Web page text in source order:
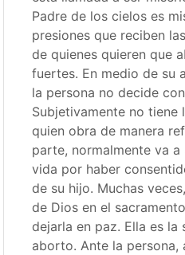
Padre de los cielos es
presiones que reciben
de quienes quieren que
fuertes. En medio de su
la persona no decide
Subjetivamente no tiene
quien obra de manera
parte, normalmente va
vida por haber
de su hijo. Muchas
de Dios en el
dejarla en paz. Ella es la
aborto. Ante la persona,